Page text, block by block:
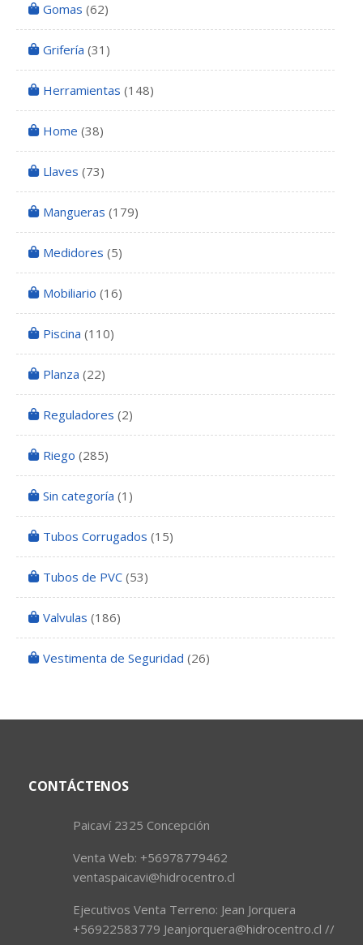
Gomas (62)
Grifería (31)
Herramientas (148)
Home (38)
Llaves (73)
Mangueras (179)
Medidores (5)
Mobiliario (16)
Piscina (110)
Planza (22)
Reguladores (2)
Riego (285)
Sin categoría (1)
Tubos Corrugados (15)
Tubos de PVC (53)
Valvulas (186)
Vestimenta de Seguridad (26)
CONTÁCTENOS
Paicaví 2325 Concepción
Venta Web: +56978779462
ventaspaicavi@hidrocentro.cl
Ejecutivos Venta Terreno: Jean Jorquera
+56922583779 Jeanjorquera@hidrocentro.cl //